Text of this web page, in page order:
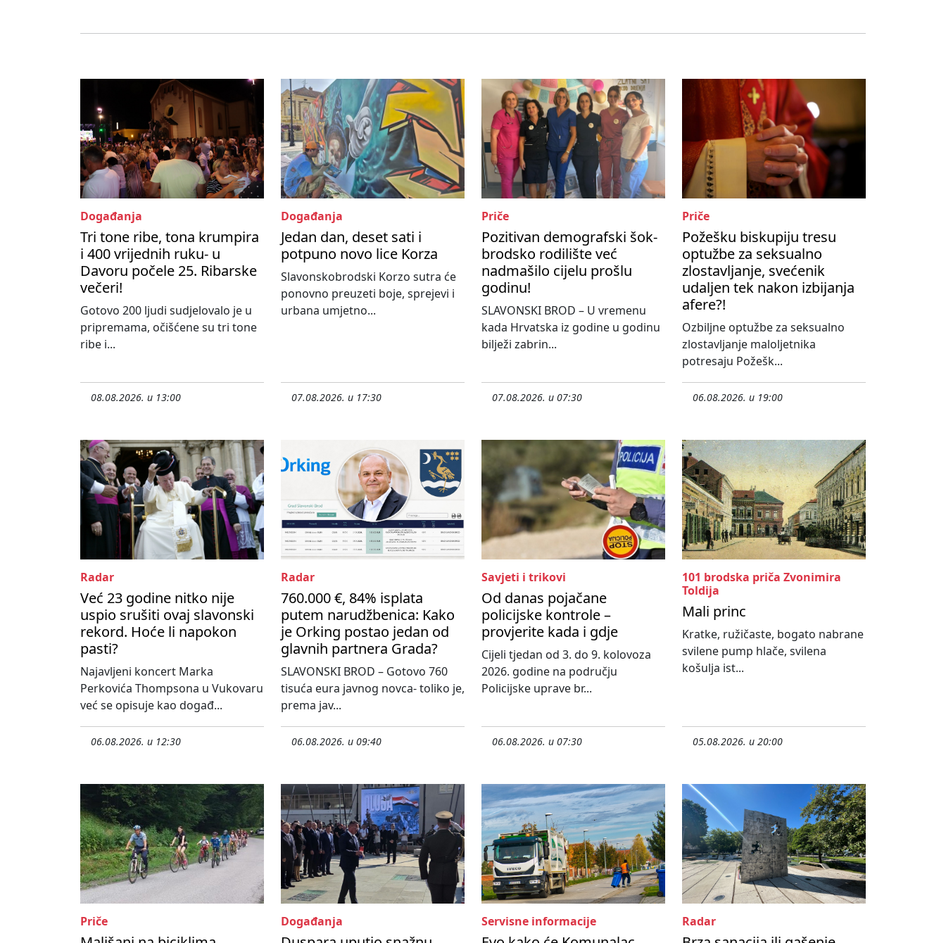
Događanja
Tri tone ribe, tona krumpira
i 400 vrijednih ruku- u
Davoru počele 25. Ribarske
večeri!
Gotovo 200 ljudi sudjelovalo je u
pripremama, očišćene su tri tone
ribe i...
08.08.2026. u 13:00
Događanja
Jedan dan, deset sati i
potpuno novo lice Korza
Slavonskobrodski Korzo sutra će
ponovno preuzeti boje, sprejevi i
urbana umjetno...
07.08.2026. u 17:30
Priče
Pozitivan demografski šok-
brodsko rodilište već
nadmašilo cijelu prošlu
godinu!
SLAVONSKI BROD – U vremenu
kada Hrvatska iz godine u godinu
bilježi zabrin...
07.08.2026. u 07:30
Priče
Požešku biskupiju tresu
optužbe za seksualno
zlostavljanje, svećenik
udaljen tek nakon izbijanja
afere?!
Ozbiljne optužbe za seksualno
zlostavljanje maloljetnika
potresaju Požešk...
06.08.2026. u 19:00
Radar
Već 23 godine nitko nije
uspio srušiti ovaj slavonski
rekord. Hoće li napokon
pasti?
Najavljeni koncert Marka
Perkovića Thompsona u Vukovaru
već se opisuje kao događ...
06.08.2026. u 12:30
Radar
760.000 €, 84% isplata
putem narudžbenica: Kako
je Orking postao jedan od
glavnih partnera Grada?
SLAVONSKI BROD – Gotovo 760
tisuća eura javnog novca- toliko je,
prema jav...
06.08.2026. u 09:40
Savjeti i trikovi
Od danas pojačane
policijske kontrole –
provjerite kada i gdje
Cijeli tjedan od 3. do 9. kolovoza
2026. godine na području
Policijske uprave br...
06.08.2026. u 07:30
101 brodska priča Zvonimira
Toldija
Mali princ
Kratke, ružičaste, bogato nabrane
svilene pump hlače, svilena
košulja ist...
05.08.2026. u 20:00
Priče Događanja Servisne informacije Radar